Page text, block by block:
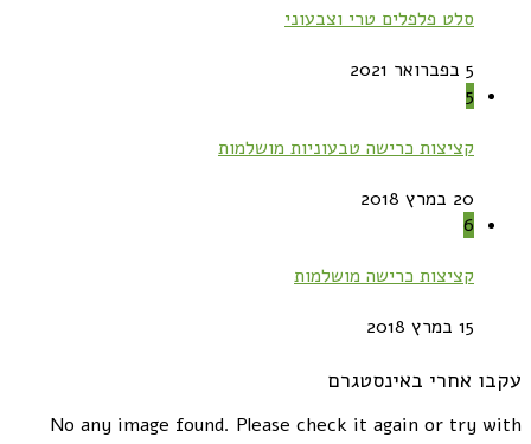
סלט פלפלים טרי וצבעוני
5 בפברואר 2021
5
קציצות כרישה טבעוניות מושלמות
20 במרץ 2018
6
קציצות כרישה מושלמות
15 במרץ 2018
עקבו אחרי באינסטגרם
No any image found. Please check it again or try with